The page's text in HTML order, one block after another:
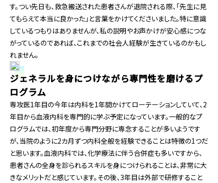
す。つい先日も、救急搬送された患者さんが退院される際、「先生に見
てもらえて本当に良かった」と言葉をかけてくださいました。特に意識
しているつもりはありませんが、私の説明やお声かけが安心感につな
がっているのであれば、これまでの社会人経験が生きているのかもし
れません。
ジェネラルを身につけながら専門性を磨けるプ
ログラム
専攻医1年目の今年は内科を1年間かけてローテーションしていて、2
年目から血液内科を専門的に学ぶ予定になっています。一般的なプ
ログラムでは、初年度から専門分野に専念することが多いようです
が、当院のように2カ月ずつ内科全般を経験できることは特徴の1つだ
と思います。血液内科では、化学療法に伴う合併症も多いですから、
患者さんの全身を診られるスキルを身につけられることは、非常に大
きなメリットだと感じています。その後、3年目は外部で研修すること